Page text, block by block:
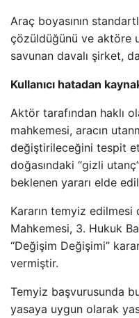
Araç boyasının
çözüldüğünü ve aktöre
savunan davalı şirket,
Kullanıcı hatadan
Aktör tarafından haklı
mahkemesi, aracın
değiştirileceğini tespit
doğasındaki “gizli
beklenen yararı elde
Kararın temyiz
Mahkemesi, 3. Hukuk
“Değişim Değişimi”
vermiştir.
Temyiz başvurusunda
yasaya uygun olarak